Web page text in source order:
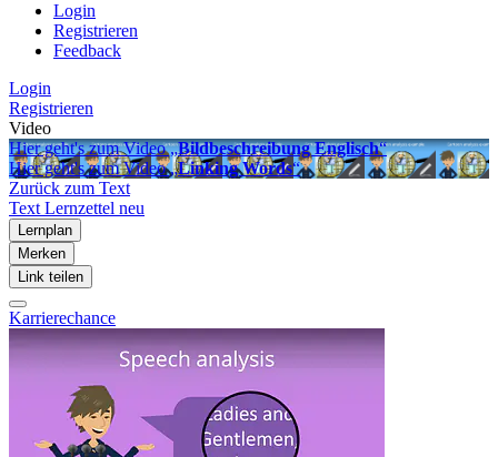
Login
Registrieren
Feedback
Login
Registrieren
Video
Hier geht's zum Video „Bildbeschreibung Englisch“
Hier geht's zum Video „Linking Words“
Zurück zum Text
Text Lernzettel neu
Lernplan
Merken
Link teilen
Karrierechance